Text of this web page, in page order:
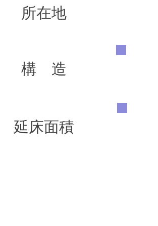
所在地
構 造
延床面積